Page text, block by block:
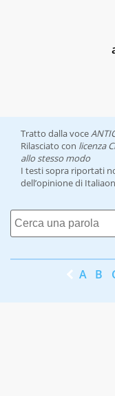
Tratto dalla voce
Rilasciato con licenza
allo stesso modo
I testi sopra riportati
dell’opinione di
A B